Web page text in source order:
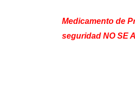
Medicamento de
seguridad NO SE